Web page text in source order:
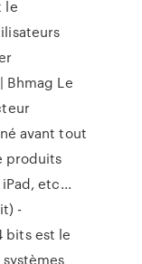
le
Bhmag Le
avant tout
produits
etc...
-
bits est le